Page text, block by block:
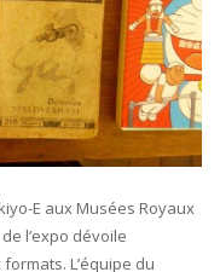
E aux Musées Royaux
l’expo dévoile
L’équipe du